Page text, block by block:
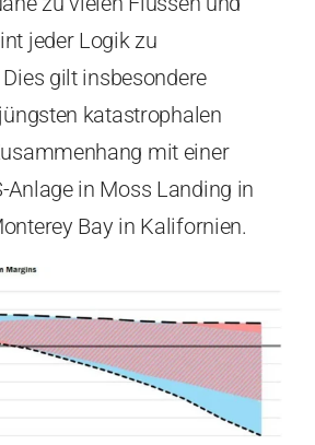
jeder Logik zu
gilt insbesondere
katastrophalen
mit einer
Anlage in Moss Landing in
Bay in Kalifornien.